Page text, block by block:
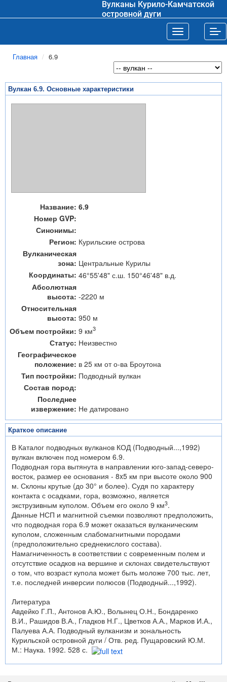
Вулканы Курило-Камчатской
островной дуги
Toggle
Главная 6.9
Вулкан 6.9. Основные характеристики
Название: 6.9
Номер GVP:
Синонимы:
Регион: Курильские острова
Вулканическая
зона: Центральные Курилы
Координаты: 46°55'48" с.ш. 150°46'48" в.д.
Абсолютная
высота: -2220 м
Относительная
высота: 950 м
Объем постройки: 9 км3
Статус: Неизвестно
Географическое
положение: в 25 км от о-ва Броутона
Тип постройки: Подводный вулкан
Состав пород:
Последнее
извержение: Не датировано
Краткое описание
В Каталог подводных вулканов КОД (Подводный...,1992)
вулкан включен под номером 6.9.
Подводная гора вытянута в направлении юго-запад-северо-
восток, размер ее основания - 8x5 км при высоте около 900
м. Склоны крутые (до 30° и более). Судя по характеру
контакта с осадками, гора, возможно, является
экструзивным куполом. Объем его около 9 км3.
Данные НСП и магнитной съемки позволяют предположить,
что подводная гора 6.9 может оказаться вулканическим
куполом, сложенным слабомагнитными породами
(предположительно среднекислого состава).
Намагниченность в соответствии с современным полем и
отсутствие осадков на вершине и склонах свидетельствуют
о том, что возраст купола может быть моложе 700 тыс. лет,
т.е. последней инверсии полюсов (Подводный...,1992).
Литература
Авдейко Г.П., Антонов А.Ю., Волынец О.Н., Бондаренко
В.И., Рашидов В.А., Гладков Н.Г., Цветков А.А., Марков И.А.,
Палуева А.А. Подводный вулканизм и зональность
Курильской островной дуги / Отв. ред. Пущаровский Ю.М.
М.: Наука. 1992. 528 с.